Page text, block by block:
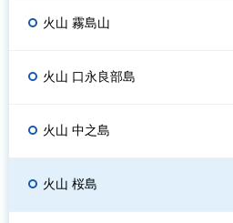
火山 霧島山
火山 口永良部島
火山 中之島
火山 桜島